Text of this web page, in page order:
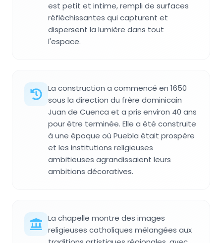
est petit et intime, rempli de surfaces
réfléchissantes qui capturent et
dispersent la lumière dans tout
l'espace.
La construction a commencé en 1650
sous la direction du frère dominicain
Juan de Cuenca et a pris environ 40 ans
pour être terminée. Elle a été construite
à une époque où Puebla était prospère
et les institutions religieuses
ambitieuses agrandissaient leurs
ambitions décoratives.
La chapelle montre des images
religieuses catholiques mélangées aux